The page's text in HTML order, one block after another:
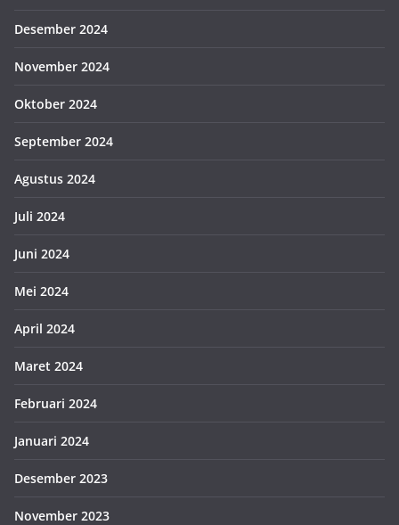
Desember 2024
November 2024
Oktober 2024
September 2024
Agustus 2024
Juli 2024
Juni 2024
Mei 2024
April 2024
Maret 2024
Februari 2024
Januari 2024
Desember 2023
November 2023